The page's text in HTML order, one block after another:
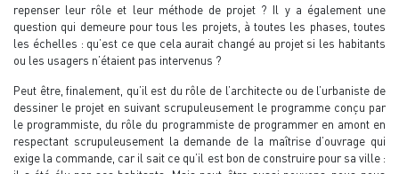
repenser leur rôle et leur méthode de projet ? Il y a également une
question qui demeure pour tous les projets, à toutes les phases, toutes
les échelles : qu’est ce que cela aurait changé au projet si les habitants
ou les usagers n’étaient pas intervenus ?
Peut être, finalement, qu’il est du rôle de l’architecte ou de l’urbaniste de
dessiner le projet en suivant scrupuleusement le programme conçu par
le programmiste, du rôle du programmiste de programmer en amont en
respectant scrupuleusement la demande de la maîtrise d’ouvrage qui
exige la commande, car il sait ce qu’il est bon de construire pour sa ville :